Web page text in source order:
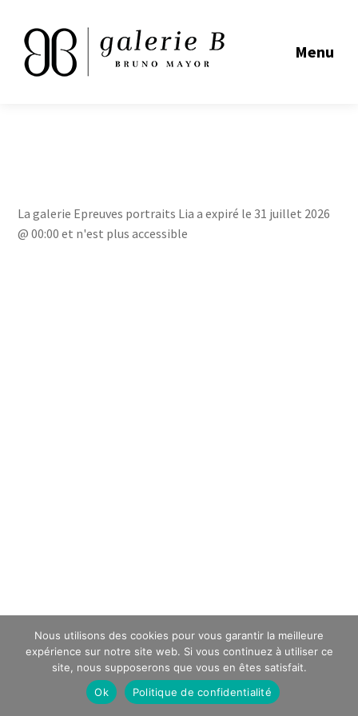
Menu
La galerie Epreuves portraits Lia a expiré le 31 juillet 2026
@ 00:00 et n'est plus accessible
Nous utilisons des cookies pour vous garantir la meilleure
expérience sur notre site web. Si vous continuez à utiliser ce
site, nous supposerons que vous en êtes satisfait.
Ok
Politique de confidentialité